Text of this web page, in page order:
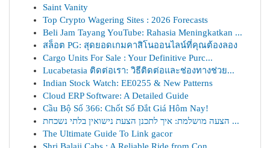
Saint Vanity
Top Crypto Wagering Sites : 2026 Forecasts
Beli Jam Tayang YouTube: Rahasia Meningkatkan ...
สล็อต PG: สุดยอดเกมคาสิโนออนไลน์ที่คุณต้องลอง
Cargo Units For Sale : Your Definitive Purc...
Lucabetasia ติดต่อเรา: วิธีติดต่อและช่องทางช่วย...
Indian Stock Watch: EE0255 & New Patterns
Cloud ERP Software: A Detailed Guide
Cầu Bộ Số 366: Chốt Số Đắt Giá Hôm Nay!
הצעה מושלמת: איך לתכנן הצעת נישואין בלתי נשכחת ...
The Ultimate Guide To Link gacor